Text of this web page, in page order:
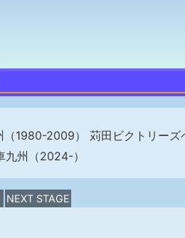
（1980-2009） 苅田ビクトリーズ
州（2024-）
NEXT STAGE